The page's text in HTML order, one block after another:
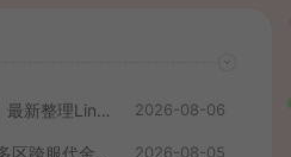
MT3换皮MH【天穹西游】最新整理Linux手工服务端+安卓苹果双端+GM后台+详细搭建教程+全套源码+视频教程 2026-08-06
2026-08-05